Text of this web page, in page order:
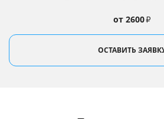
от 2600₽
ОСТАВИТЬ